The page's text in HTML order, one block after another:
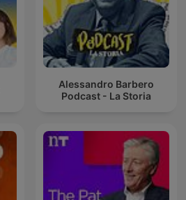
Alessandro Barbero
Podcast - La Storia